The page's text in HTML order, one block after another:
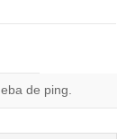
de ping.